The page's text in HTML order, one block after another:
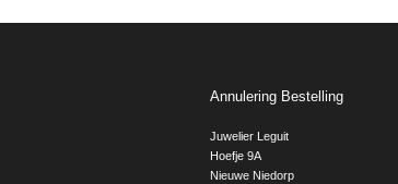
Annulering Bestelling
Juwelier Leguit
Hoefje 9A
Nieuwe Niedorp